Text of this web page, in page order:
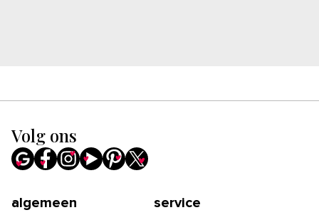
Volg ons
algemeen
service